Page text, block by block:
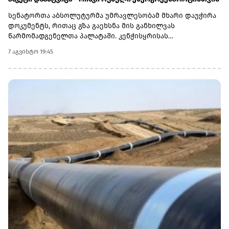
სენატორთა აბსოლუტურმა უმრავლესობამ მხარი დაუჭირა
დოკუმენტს, რითაც გზა გაეხსნა მის განხილვას
წარმომადგენელთა პალატაში. კენჭისყრისას
წინააღმდეგ კანონპროექტზე, სახელწოდებით „ლინდსი ო.
გრემის 2026 წლის სანქციების აქტი რუსეთისა და ირანის
წინააღმდეგ“. საბოლოო დათვლით შედეგი 86 ხმა 11-ის
აშშ-ის პრეზიდენტმა დონალდ ტრამპმა უნდა მოაწეროს
ხელი. უცნობია, როდის განიხილავს კანონპროექტს
პალატა.კანონპროექტის ინიციატორად დასახელებულია
სენატორი ლინდსი გრემი, რომელიც 2026 წლის 11 ივლისს
გარდაიცვალა. „ეს კანონი პუტინს მტკივნეულ ადგილზე
ურტყამს“, - განაცხადა მისმა დამ დარლინ გრემ ნორდონმა,
რომელმაც სენატში მისი ადგილი დაიკავა.„დღეს ზელენსკი
ამას უკრაინიდან აკვირდება, ხოლო პუტინი - მოსკოვიდან“,
- განაცხადა სენატორმა რიჩარდ ბლუმენთალმა,
დემოკრატმა კონექტიკუტის შტატიდან, რომელიც სამხრეთ
კაროლინას აწგანსვენებულ სენატორ ლინდსი გრემთან
ერთად მუშაობდა სანქციების პაკეტზე. „მინდა ვიფიქრო,
7 აგვისტო 19:45